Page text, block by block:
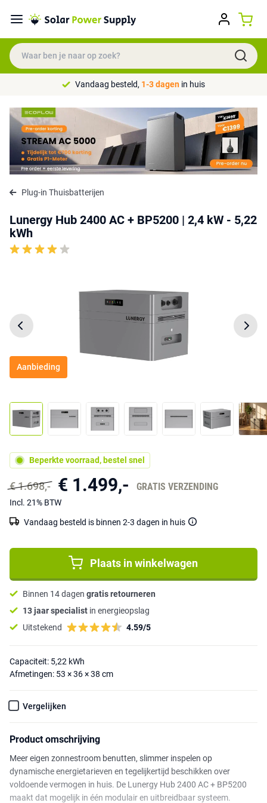
Vandaag besteld, 1-3 dagen in huis
Plug-in Thuisbatterijen
Lunergy Hub 2400 AC + BP5200 | 2,4 kW - 5,22
kWh
Aanbieding
Beperkte voorraad, bestel snel
€ 1.698,- € 1.499,- GRATIS VERZENDING
Incl. 21% BTW
Vandaag besteld is binnen 2-3 dagen in huis
Plaats in winkelwagen
Binnen 14 dagen gratis retourneren
13 jaar specialist in energieopslag
Uitstekend
4.59/5
Capaciteit: 5,22 kWh
Afmetingen: 53 × 36 × 38 cm
Vergelijken
Product omschrijving
Meer eigen zonnestroom benutten, slimmer inspelen op
dynamische energietarieven en tegelijkertijd beschikken over
voldoende vermogen in huis. De Lunergy Hub 2400 AC + BP5200
maakt dat mogelijk in één modulair en uitbreidbaar systeem.